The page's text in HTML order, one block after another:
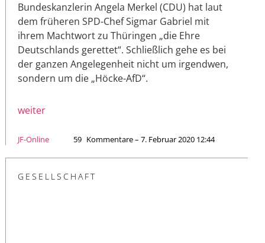
Bundeskanzlerin Angela Merkel (CDU) hat laut
dem früheren SPD-Chef Sigmar Gabriel mit
ihrem Machtwort zu Thüringen „die Ehre
Deutschlands gerettet“. Schließlich gehe es bei
der ganzen Angelegenheit nicht um irgendwen,
sondern um die „Höcke-AfD“.
weiter
JF-Online 59 Kommentare – 7. Februar 2020 12:44
GESELLSCHAFT